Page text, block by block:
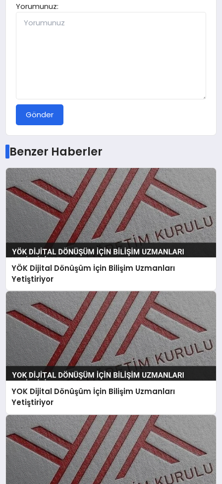
Yorumunuz:
Gönder
Benzer Haberler
YÖK Dijital Dönüşüm İçin Bilişim Uzmanları
Yetiştiriyor
YOK Dijital Dönüşüm İçin Bilişim Uzmanları
Yetiştiriyor